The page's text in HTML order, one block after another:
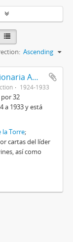
Ascending
Alianza Popular Revolucionaria Americana-APRA (Colección)
1924-1933
32
a 1933 y está
la Torre;
cartas del líder
así como